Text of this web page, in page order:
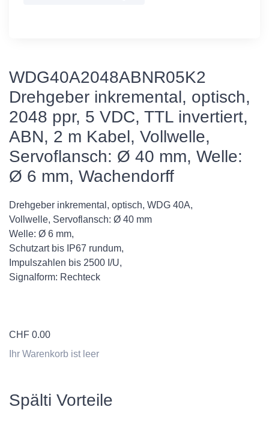
WDG40A2048ABNR05K2
Drehgeber inkremental, optisch,
2048 ppr, 5 VDC, TTL invertiert,
ABN, 2 m Kabel, Vollwelle,
Servoflansch: Ø 40 mm, Welle:
Ø 6 mm, Wachendorff
Drehgeber inkremental, optisch, WDG 40A,
Vollwelle, Servoflansch: Ø 40 mm
Welle: Ø 6 mm,
Schutzart bis IP67 rundum,
Impulszahlen bis 2500 I/U,
Signalform: Rechteck
CHF 0.00
Ihr Warenkorb ist leer
Spälti Vorteile